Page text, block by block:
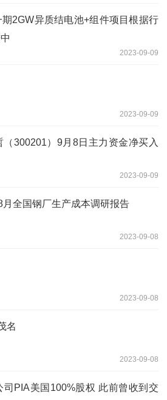
2GW异质结电池+组件项目根据行
2023-09-09
2023-09-09
（300201）9月8日主力资金净买入
2023-09-09
全国钢厂生产成本调研报告
2023-09-08
2023-09-08
名
2023-09-08
PIA美国100%股权 此前曾收到交